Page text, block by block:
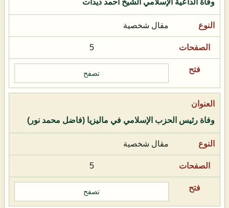
مقال شخصية
5
تصفح
وفاة رئيس الحزب الإسلامي في ماليزيا (فاضل محمد نور)
مقال شخصية
5
تصفح